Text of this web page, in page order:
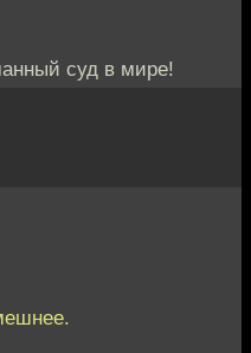
суд в мире!